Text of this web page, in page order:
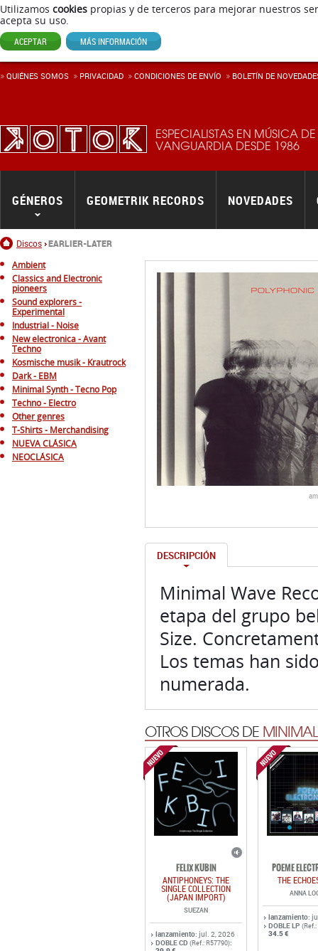
Utilizamos cookies propias y de terceros para mejorar nuestros
acepta su uso.
ACEPTAR MÁS INFORMACIÓN
ESPECIALISTAS EN MÚSICA DE
VANGUARDIA DESDE 1986
Inicio
Discos EARLIER-LATER
GÉNEROS GEOMETRIK RECORDS NOVEDADES
QUIÉNES SOMOS PRIVACIDAD CONDICIONES DE ENVÍ­O BOLETÍN DE
Ambient
Classics and Electronic
pioneers
Sound explorers -
Experimental
Industrial - Noise
New electronica - Avant
Techno
Kosmische musik - Krautrock
Dark - EBM
Minimal Synth - Tecno Pop
Techno - Electro
Other genres
T-Shirts - Merchandising
NUEVA CLÁSICA
NEOCLÁSICA
DESCRIPCIÓN
Minimal Wave
etapa del grupo
Size.
Los temas han
numerada.
OTROS DISCOS DE
FELIX KUBIN
ANTIPHONEYS: THE
SINGLE COLLECTION
(JAPAN IMPORT)
SUEZAN
lanzamiento: jul. 2, 2026
DOBLE CD (Ref.: R57790):
POEME
THE
ANNA
lanzamiento:
DOBLE LP
34.5 €